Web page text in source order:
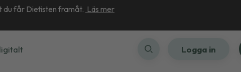
du får Dietisten framåt. Läs mer
Logga in